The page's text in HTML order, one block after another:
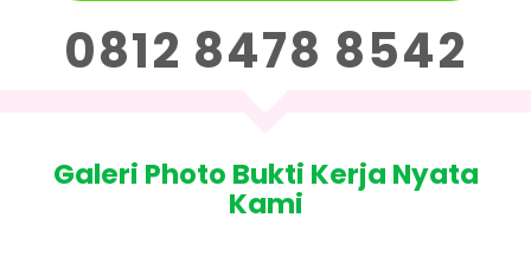
0812 8478 8542
Galeri Photo Bukti Kerja Nyata
Kami